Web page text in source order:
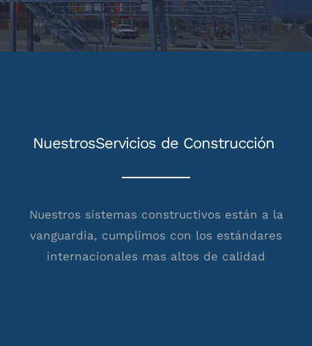
NuestrosServicios de Construcción
Nuestros sistemas constructivos están a la
vanguardia, cumplimos con los estándares
internacionales mas altos de calidad